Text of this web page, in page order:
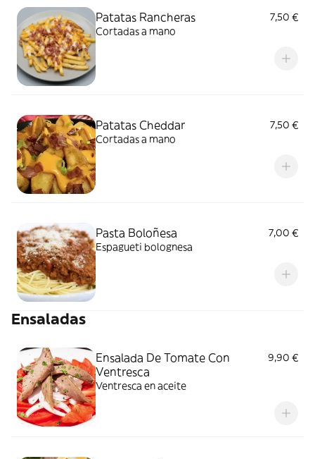
Patatas Rancheras
7,50 €
Cortadas a mano
Patatas Cheddar
7,50 €
Cortadas a mano
Pasta Boloñesa
7,00 €
Espagueti bolognesa
Ensaladas
Ensalada De Tomate Con
Ventresca
9,90 €
Ventresca en aceite